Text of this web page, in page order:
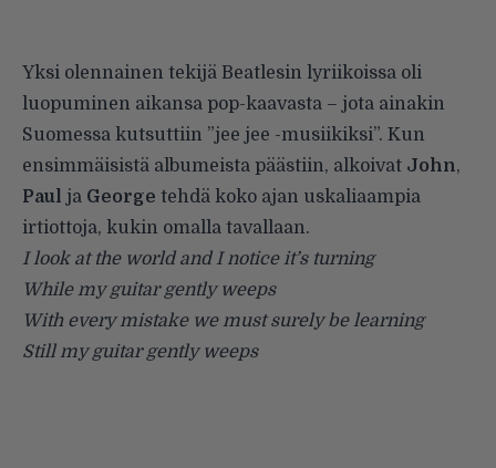
Yksi olennainen tekijä Beatlesin lyriikoissa oli
luopuminen aikansa pop-kaavasta – jota ainakin
Suomessa kutsuttiin ”jee jee -musiikiksi”. Kun
ensimmäisistä albumeista päästiin, alkoivat John,
Paul ja George tehdä koko ajan uskaliaampia
irtiottoja, kukin omalla tavallaan.
I look at the world and I notice it’s turning
While my guitar gently weeps
With every mistake we must surely be learning
Still my guitar gently weeps